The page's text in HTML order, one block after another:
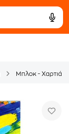
Μπλοκ - Χαρτιά